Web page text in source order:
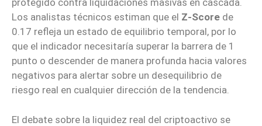
protegido contra liquidaciones masivas en cascada.
Los analistas técnicos estiman que el Z-Score de
0.17 refleja un estado de equilibrio temporal, por lo
que el indicador necesitaría superar la barrera de 1
punto o descender de manera profunda hacia valores
negativos para alertar sobre un desequilibrio de
riesgo real en cualquier dirección de la tendencia.
El debate sobre la liquidez real del criptoactivo se